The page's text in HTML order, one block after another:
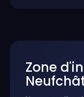
Zone